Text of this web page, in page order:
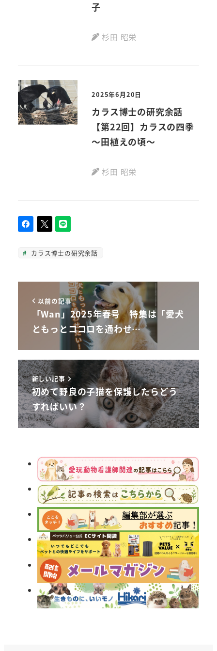
子
杉田 昭栄
2025年6月20日
カラス博士の研究余話
【第22回】カラスの四季
～田植えの頃～
杉田 昭栄
カラス博士の研究余話
以前の記事
「Wan」2025年春号 特集は「愛犬
ともっとココロを通わせ…
新しい記事
初めて野良の子猫を保護したらどう
すればいい？